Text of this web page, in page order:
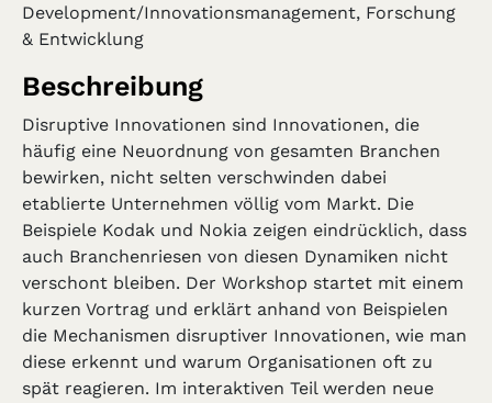
Development/Innovationsmanagement, Forschung
& Entwicklung
Beschreibung
Disruptive Innovationen sind Innovationen, die
häufig eine Neuordnung von gesamten Branchen
bewirken, nicht selten verschwinden dabei
etablierte Unternehmen völlig vom Markt. Die
Beispiele Kodak und Nokia zeigen eindrücklich, dass
auch Branchenriesen von diesen Dynamiken nicht
verschont bleiben. Der Workshop startet mit einem
kurzen Vortrag und erklärt anhand von Beispielen
die Mechanismen disruptiver Innovationen, wie man
diese erkennt und warum Organisationen oft zu
spät reagieren. Im interaktiven Teil werden neue